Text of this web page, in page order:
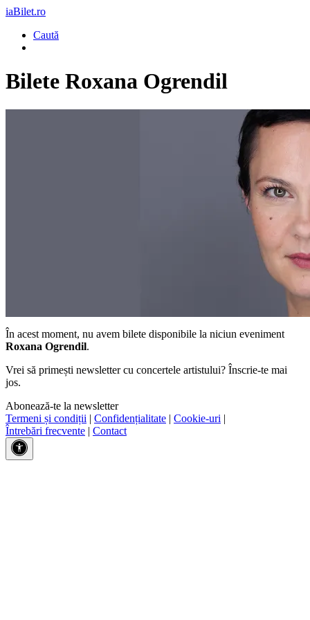
iaBilet.ro
Caută
Bilete Roxana Ogrendil
În acest moment, nu avem bilete disponibile la niciun eveniment
Roxana Ogrendil.
Vrei să primești newsletter cu concertele artistului? Înscrie-te mai
jos.
Abonează-te la newsletter
Termeni și condiții | Confidențialitate | Cookie-uri |
Întrebări frecvente | Contact